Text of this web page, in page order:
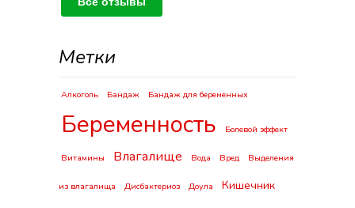
Метки
Алкоголь Бандаж Бандаж для беременных
Беременность Болевой эффект
Витамины Влагалище Вода Вред Выделения
из влагалища Дисбактериоз Доула Кишечник